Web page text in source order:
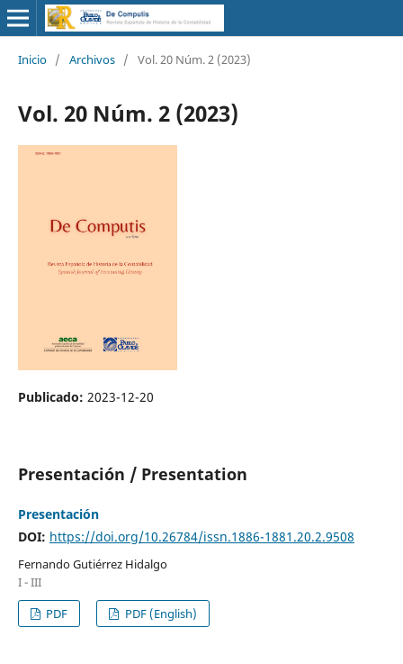
Inicio / Archivos / Vol. 20 Núm. 2 (2023)
Vol. 20 Núm. 2 (2023)
Publicado: 2023-12-20
Presentación / Presentation
Presentación
DOI: https://doi.org/10.26784/issn.1886-1881.20.2.9508
Fernando Gutiérrez Hidalgo
I - III
PDF
PDF (English)